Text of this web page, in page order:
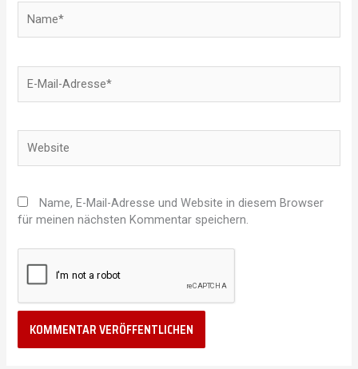
Mail-
Adresse*
Name, E-Mail-Adresse und Website in diesem Browser
für meinen nächsten Kommentar speichern.